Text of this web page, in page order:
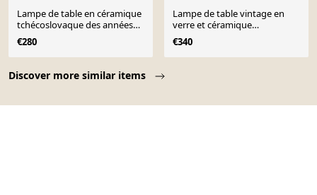
Discover more similar items
Lampe de table en céramique
tchécoslovaque des années
1960 avec verre opalin.
€280
Lampe de table vintage en
verre et céramique
Osvetlovaci Sklo Valasske
Mezirici, 1970
€340